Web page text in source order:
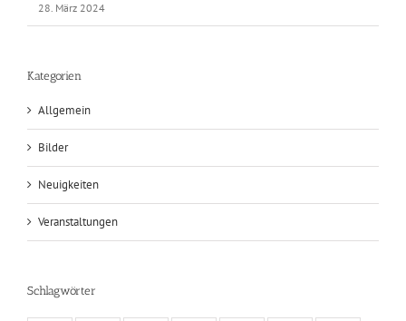
28. März 2024
Kategorien
Allgemein
Bilder
Neuigkeiten
Veranstaltungen
Schlagwörter